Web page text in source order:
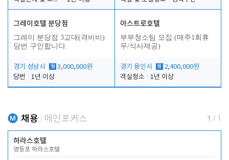
그레이호텔 분당점
그레이 분당점 3교대(격비비)
당번 구인합니다.
경기 성남시 월 3,000,000원
당번
1년 이상
아스트로호텔
부부청소팀 모집 (매주1회휴
무/식사제공)
경기 용인시 월 2,400,000원
객실청소
1년 이상
채용 메인포커스 1 / 1
하라스호텔
영등포 하라스호텔